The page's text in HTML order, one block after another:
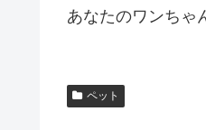
あなたのワンちゃ
ペット